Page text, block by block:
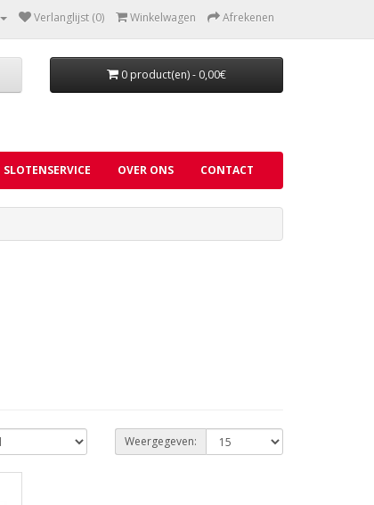
Verlanglijst (0) Winkelwagen Afrekenen
0 product(en) - 0,00€
SLOTENSERVICE OVER ONS CONTACT
Weergegeven: